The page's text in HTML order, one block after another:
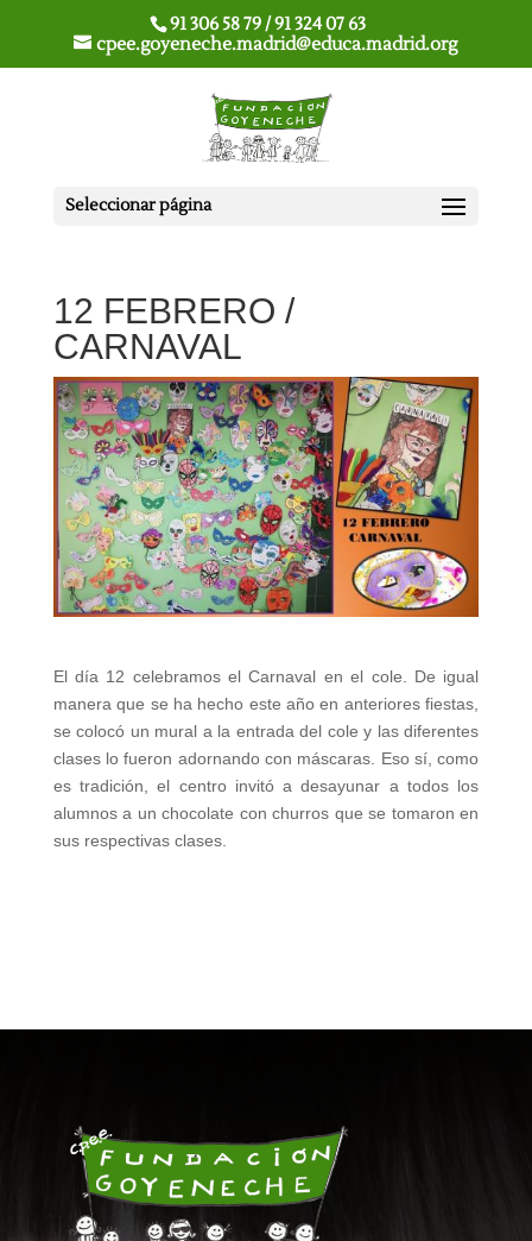
91 306 58 79 / 91 324 07 63
cpee.goyeneche.madrid@educa.madrid.org
Seleccionar página
12 FEBRERO /
CARNAVAL
El día 12 celebramos el Carnaval en el cole. De igual
manera que se ha hecho este año en anteriores fiestas,
se colocó un mural a la entrada del cole y las diferentes
clases lo fueron adornando con máscaras. Eso sí, como
es tradición, el centro invitó a desayunar a todos los
alumnos a un chocolate con churros que se tomaron en
sus respectivas clases.